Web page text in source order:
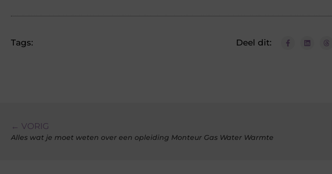
Tags: Deel dit:
← VORIG
Alles wat je moet weten over een opleiding Monteur Gas Water Warmte